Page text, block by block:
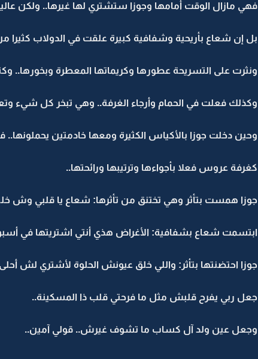
فهي مازال الوقت أمامها وجوزا ستشتري لها غيرها.. ولكن
بل إن شعاع بأريحية وشفافية كبيرة علقت في الدولاب كثيرا
ونثرت على التسريحة عطورها وكريماتها المعطرة وبخورها..
وكذلك فعلت في الحمام وأرجاء الغرفة.. وهي تبخر كل شيء
وحين دخلت جوزا بالأكياس الكثيرة ومعها خادمتين
كغرفة عروس فعلا بأجواءها وترتيبها ورائحتها..
جوزا همست بتأثر وهي تختنق من تأثرها: شعاع يا قلبي وش
ابتسمت شعاع بشفافية: الأغراض هذي أنتي اشتريتها في
جوزا احتضنتها بتأثر: واللي خلق عيونش الحلوة لأشتري لش
جعل ربي يفرح قلبش مثل ما فرحتي قلب ذا المسكينة..
وجعل عين ولد آل كساب ما تشوف غيرش.. قولي آمين..